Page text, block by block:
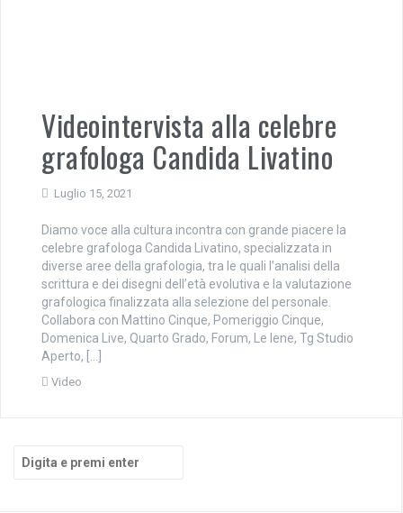
Videointervista alla celebre
grafologa Candida Livatino
Luglio 15, 2021
Diamo voce alla cultura incontra con grande piacere la
celebre grafologa Candida Livatino, specializzata in
diverse aree della grafologia, tra le quali l’analisi della
scrittura e dei disegni dell’età evolutiva e la valutazione
grafologica finalizzata alla selezione del personale.
Collabora con Mattino Cinque, Pomeriggio Cinque,
Domenica Live, Quarto Grado, Forum, Le Iene, Tg Studio
Aperto, […]
Video